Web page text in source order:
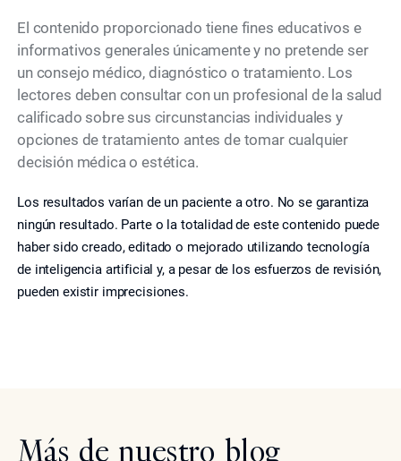
El contenido proporcionado tiene fines educativos e
informativos generales únicamente y no pretende ser
un consejo médico, diagnóstico o tratamiento. Los
lectores deben consultar con un profesional de la salud
calificado sobre sus circunstancias individuales y
opciones de tratamiento antes de tomar cualquier
decisión médica o estética.
Los resultados varían de un paciente a otro. No se garantiza
ningún resultado. Parte o la totalidad de este contenido puede
haber sido creado, editado o mejorado utilizando tecnología
de inteligencia artificial y, a pesar de los esfuerzos de revisión,
pueden existir imprecisiones.
Más de nuestro blog